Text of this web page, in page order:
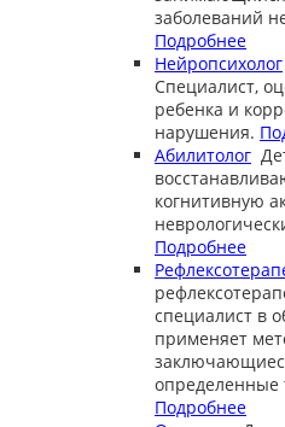
заболеваний
Подробнее
Нейропсихолог
Специалист,
ребенка и
нарушения.
Абилитолог
когнитивную
Подробнее
специалист в
применяет
определенные
Подробнее